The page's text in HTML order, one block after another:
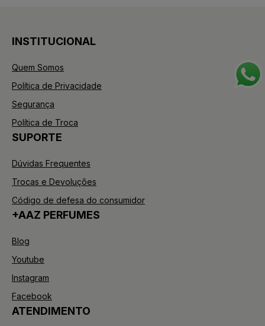
INSTITUCIONAL
Quem Somos
Política de Privacidade
Segurança
Política de Troca
SUPORTE
Dúvidas Frequentes
Trocas e Devoluções
Código de defesa do consumidor
+AAZ PERFUMES
Blog
Youtube
Instagram
Facebook
ATENDIMENTO